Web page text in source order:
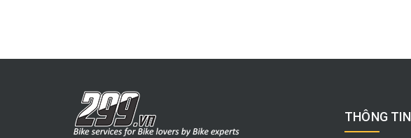
THÔNG TIN